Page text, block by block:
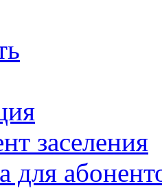
заселения
для